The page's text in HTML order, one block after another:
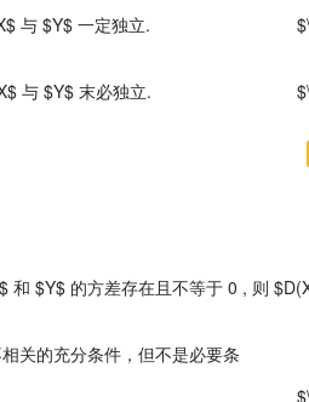
与 $Y$ 一定独立.
与 $Y$ 末必独立.
和 $Y$ 的方差存在且不等于 0 , 则
关的充分条件，但不是必要条